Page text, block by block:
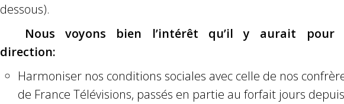
dessous).
Nous voyons bien l’intérêt qu’il y aurait pour
direction:
Harmoniser nos conditions sociales avec celle de nos
de France Télévisions, passés en partie au forfait jours depuis